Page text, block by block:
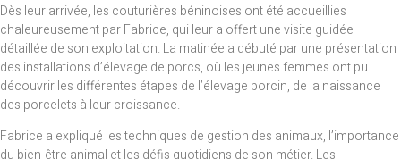
Dès leur arrivée, les couturières béninoises ont été accueillies
chaleureusement par Fabrice, qui leur a offert une visite guidée
détaillée de son exploitation. La matinée a débuté par une présentation
des installations d’élevage de porcs, où les jeunes femmes ont pu
découvrir les différentes étapes de l’élevage porcin, de la naissance
des porcelets à leur croissance.
Fabrice a expliqué les techniques de gestion des animaux, l’importance
du bien-être animal et les défis quotidiens de son métier. Les